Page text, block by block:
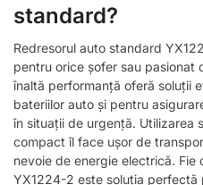
standard?
Redresorul auto standard
pentru orice șofer sau pasionat
înaltă performanță oferă soluții
bateriilor auto și pentru
în situații de urgență. Utilizarea
compact îl face ușor de
nevoie de energie electrică. Fie
YX1224-2 este soluția perfectă